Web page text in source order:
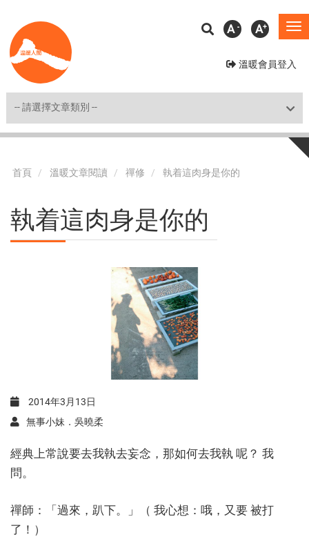
至
主
溫暖會員登入
A A
Shortcut
首頁 溫暖文章閱讀 禪修 執着這肉身是你的
執着這肉身是你的
2014年3月13日
無事小妹．吳曉柔
經典上常說要去我執去妄念，那如何去我執 呢？ 我
問。
禪師：「過來，趴下。」（ 我心想：哦，又要 被打
了！）